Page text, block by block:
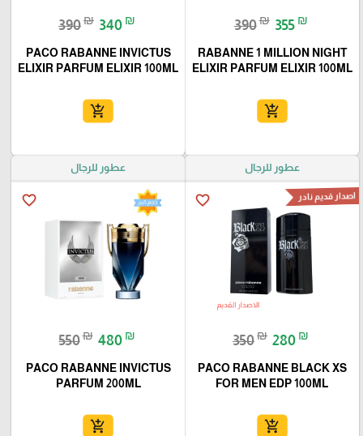
390₪ 355 ₪
RABANNE 1 MILLION NIGHT
ELIXIR PARFUM ELIXIR 100ML
add_shopping_cart
390₪ 340 ₪
PACO RABANNE INVICTUS
ELIXIR PARFUM ELIXIR 100ML
add_shopping_cart
عطور للرجال
favorite_border اصدار قديم نادر
350₪ 280 ₪
PACO RABANNE BLACK XS
FOR MEN EDP 100ML
add_shopping_cart
عطور للرجال
favorite_border
550₪ 480 ₪
PACO RABANNE INVICTUS
PARFUM 200ML
add_shopping_cart